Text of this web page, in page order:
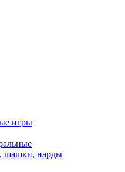
игры
шашки, нарды